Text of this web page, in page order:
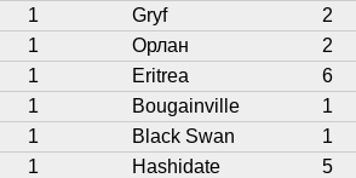
1 Gryf 2
1 Орлан 2
1 Eritrea 6
1 Bougainville 1
1 Black Swan 1
1 Hashidate 5